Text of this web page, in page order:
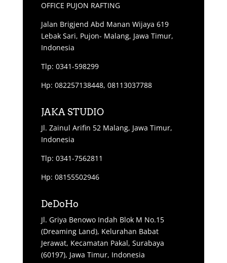
OFFICE PUJON RAFTING
Jalan Brigjend Abd Manan Wijaya 619
Lebak Sari, Pujon- Malang, Jawa Timur,
Indonesia
Tlp: 0341-598299
Hp: 082257138448, 08113037788
JAKA STUDIO
Jl. Zainul Arifin 52 Malang, Jawa Timur,
Indonesia
Tlp: 0341-7562811
Hp: 08155502946
DeDoHo
Jl. Griya Benowo Indah Blok M No.15
(Dreaming Land), Kelurahan Babat
Jerawat, Kecamatan Pakal, Surabaya
(60197), Jawa Timur, Indonesia